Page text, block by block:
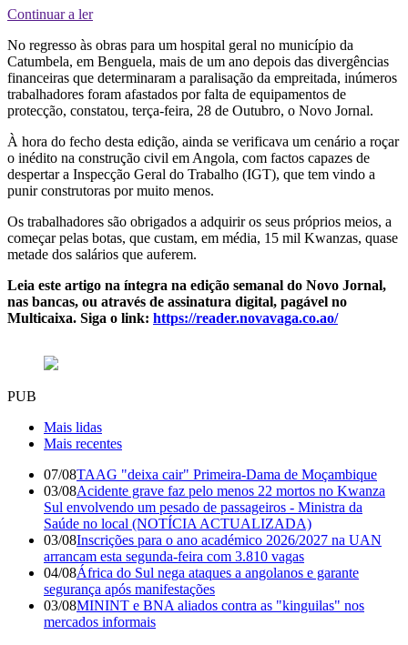
Continuar a ler
No regresso às obras para um hospital geral no município da
Catumbela, em Benguela, mais de um ano depois das divergências
financeiras que determinaram a paralisação da empreitada, inúmeros
trabalhadores foram afastados por falta de equipamentos de
protecção, constatou, terça-feira, 28 de Outubro, o Novo Jornal.
À hora do fecho desta edição, ainda se verificava um cenário a roçar
o inédito na construção civil em Angola, com factos capazes de
despertar a Inspecção Geral do Trabalho (IGT), que tem vindo a
punir construtoras por muito menos.
Os trabalhadores são obrigados a adquirir os seus próprios meios, a
começar pelas botas, que custam, em média, 15 mil Kwanzas, quase
metade dos salários que auferem.
Leia este artigo na íntegra na edição semanal do Novo Jornal,
nas bancas, ou através de assinatura digital, pagável no
Multicaixa. Siga o link: https://reader.novavaga.co.ao/
PUB
Mais lidas
Mais recentes
07/08TAAG "deixa cair" Primeira-Dama de Moçambique
03/08Acidente grave faz pelo menos 22 mortos no Kwanza
Sul envolvendo um pesado de passageiros - Ministra da
Saúde no local (NOTÍCIA ACTUALIZADA)
03/08Inscrições para o ano académico 2026/2027 na UAN
arrancam esta segunda-feira com 3.810 vagas
04/08África do Sul nega ataques a angolanos e garante
segurança após manifestações
03/08MININT e BNA aliados contra as "kinguilas" nos
mercados informais